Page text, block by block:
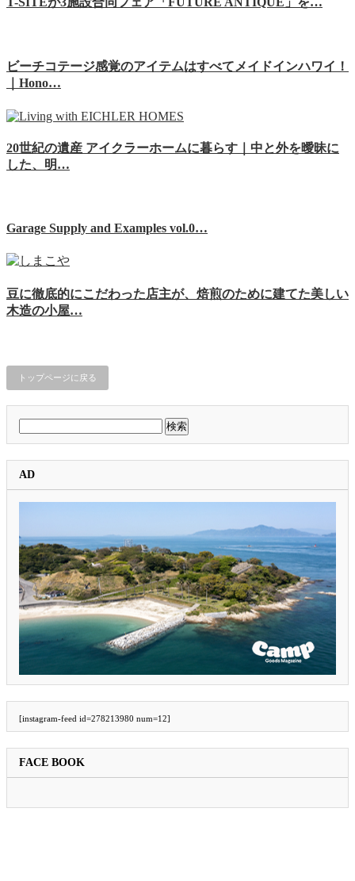
ビーチコテージ感覚のアイテムはすべてメイドインハワイ！
｜Hono…
20世紀の遺産 アイクラーホームに暮らす｜中と外を曖昧に
した、明…
Garage Supply and Examples vol.0…
豆に徹底的にこだわった店主が、焙煎のために建てた美しい
木造の小屋…
トップページに戻る
索:
AD
[instagram-feed id=278213980 num=12]
FACE BOOK